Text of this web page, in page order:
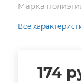
Марка
Все
174